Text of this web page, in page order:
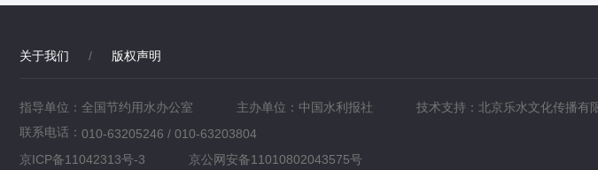
关于我们 / 版权声明
指导单位：全国节约用水办公室 主办单位：中国水利报社
技术支持：北京乐水文化传播有
联系电话： 010-63205246 / 010-63203804
京ICP备11042313号-3
京公网安备11010802043575号